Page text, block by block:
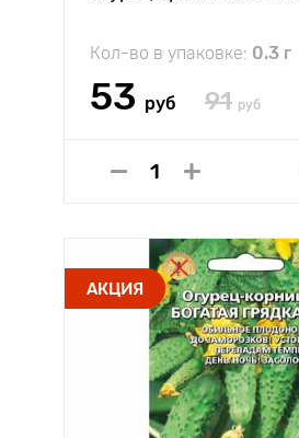
Кол-во в упаковке: 0.3 г
53 руб 91 руб
АКЦИЯ